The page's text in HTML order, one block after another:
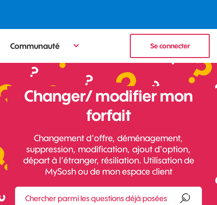
Communauté Se connecter
Changer/ modifier mon
forfait
Changement d’offre, déménagement,
suppression, modification, ajout d’option,
départ à l’étranger, résiliation. Utilisation de
MySosh ou de mon espace client